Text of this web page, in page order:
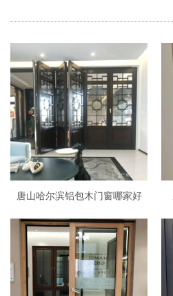
唐山哈尔滨铝包木门窗哪家好